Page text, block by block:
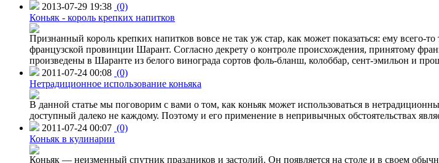
2013-07-29 19:38 (0)
Коньяк - король крепких напитков
Признанный король крепких напитков вовсе не так уж стар, как может показаться: ему
французской провинции Шарант. Согласно декрету о контроле происхождения, принятому
произведены в Шаранте из белого винограда сортов фоль-бланш, колоббар, сент-эмильон и
2011-07-24 00:08 (0)
Нетрадиционное использование коньяка
В данной статье мы поговорим с вами о том, как коньяк может использоваться в
доступный далеко не каждому. Поэтому и его применение в непривычных обстоятельствах
2011-07-24 00:07 (0)
Коньяк в кулинарии
Коньяк — неизменный спутник праздников и застолий. Он появляется на столе и в своем